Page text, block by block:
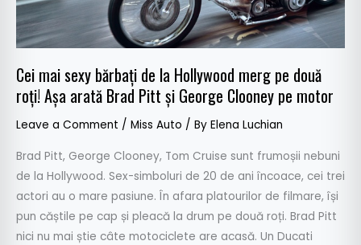
Cei mai sexy bărbați de la Hollywood merg pe două
roți! Așa arată Brad Pitt și George Clooney pe motor
Leave a Comment / Miss Auto / By Elena Luchian
Brad Pitt, George Clooney, Tom Cruise sunt frumoșii nebuni
de la Hollywood. Sex-simboluri de 20 de ani încoace, cei trei
actori au o mare pasiune. În afara platourilor de filmare, își
pun căștile pe cap și pleacă la drum pe două roți. Brad Pitt
nici nu mai știe câte motociclete are acasă. Un Ducati
pe
două
roți!
Așa
arată
Brad
Pitt
și
George
Clooney
motor